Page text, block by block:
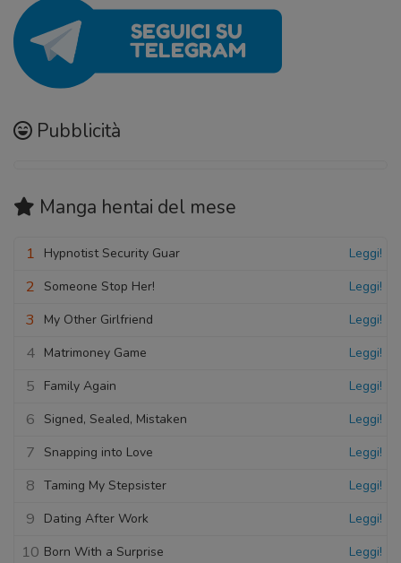
Pubblicità
Manga hentai del mese
1 Hypnotist Security Guar Leggi!
2 Someone Stop Her! Leggi!
3 My Other Girlfriend Leggi!
4 Matrimoney Game Leggi!
5 Family Again Leggi!
6 Signed, Sealed, Mistaken Leggi!
7 Snapping into Love Leggi!
8 Taming My Stepsister Leggi!
9 Dating After Work Leggi!
10 Born With a Surprise Leggi!